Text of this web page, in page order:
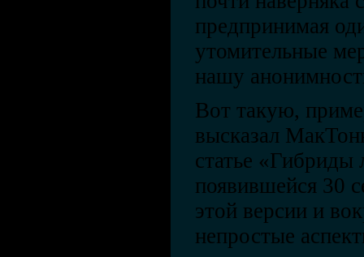
предпринимая
утомительные
нашу
Вот такую,
высказал
статье
появившейся 30
этой версии и
непростые